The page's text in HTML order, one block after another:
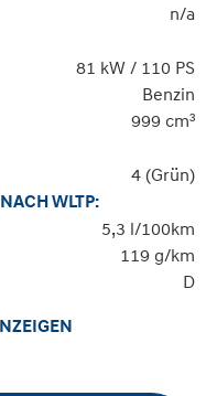
n/a
81 kW / 110 PS
Benzin
999 cm³
4 (Grün)
WLTP:
5,3 l/100km
119 g/km
D